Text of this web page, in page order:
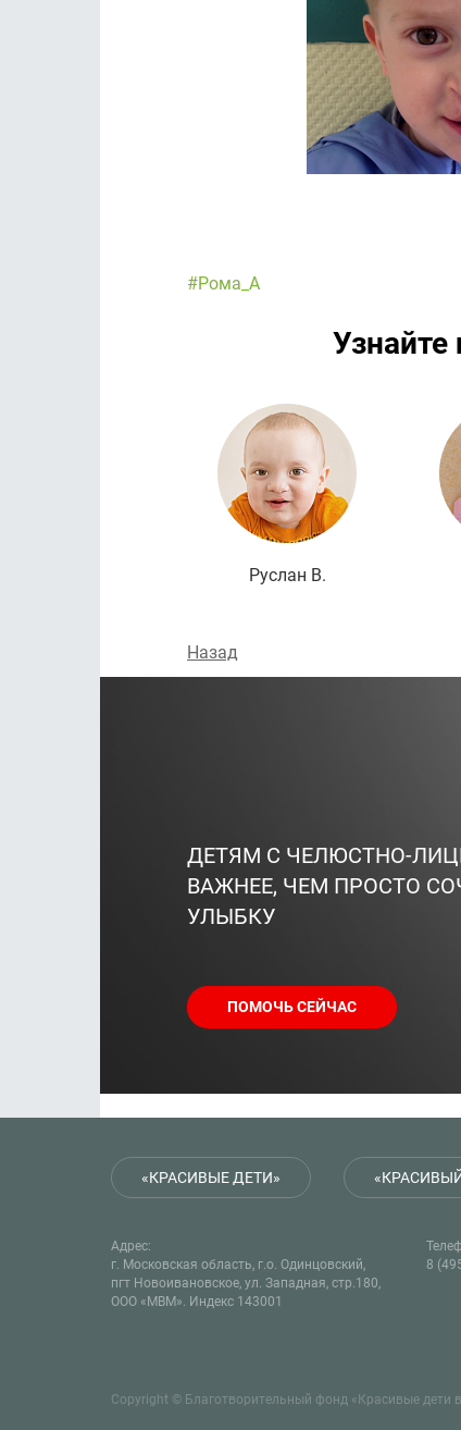
#Рома_А
Руслан В.
Назад
ДЕТЯМ С ЧЕЛЮСТНО-
ВАЖНЕЕ, ЧЕМ ПРОСТО
УЛЫБКУ
ПОМОЧЬ СЕЙЧАС
«КРАСИВЫЕ ДЕТИ»
Адрес:
г. Московская область, г.о. Одинцовский,
пгт Новоивановское, ул. Западная, стр.180,
ООО «МВМ». Индекс 143001
8
Copyright © Благотворительный фонд «Красивые дети